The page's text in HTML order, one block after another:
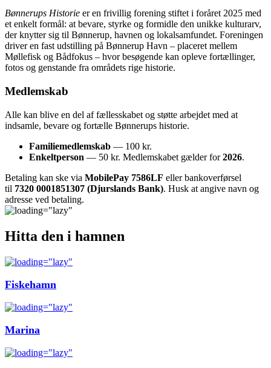
Bønnerups Historie er en frivillig forening stiftet i foråret 2025 med
et enkelt formål: at bevare, styrke og formidle den unikke kulturarv,
der knytter sig til Bønnerup, havnen og lokalsamfundet. Foreningen
driver en fast udstilling på Bønnerup Havn – placeret mellem
Møllefisk og Bådfokus – hvor besøgende kan opleve fortællinger,
fotos og genstande fra områdets rige historie.
Medlemskab
Alle kan blive en del af fællesskabet og støtte arbejdet med at
indsamle, bevare og fortælle Bønnerups historie.
Familiemedlemskab — 100 kr.
Enkeltperson — 50 kr. Medlemskabet gælder for 2026.
Betaling kan ske via MobilePay 7586LF eller bankoverførsel
til 7320 0001851307 (Djurslands Bank). Husk at angive navn og
adresse ved betaling.
Hitta den i hamnen
Fiskehamn
Marina